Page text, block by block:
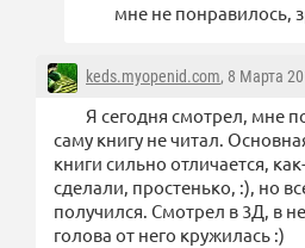
мне не понравилось,
keds.myopenid.com, 8 Марта
Я сегодня смотрел, мне
саму книгу не читал.
книги сильно отличается,
сделали, простенько, :), но
получился. Смотрел в 3Д, в
голова от него кружилась :)